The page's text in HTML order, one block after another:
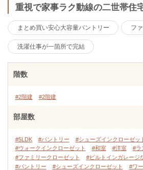
重視で家事ラク動線の二世帯住
まとめ買い安心大容量パントリー フ
洗濯仕事が一箇所で完結
階数
#2階建 #2階建
部屋数
#5LDK #パントリー #シューズインクローゼッ
#ウォークインクローゼット
#和室 #洋室
#ラ
#ファミリークローゼット
#ビルトインガレージ
#パントリー
#シューズインクローゼット
#ワ